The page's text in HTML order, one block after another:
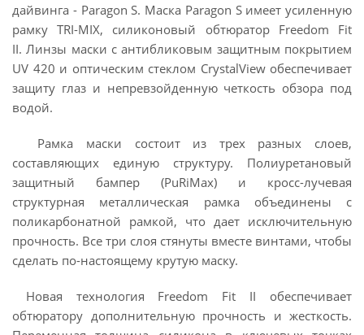
дайвинга - Paragon S. Маска Paragon S имеет усиленную
рамку TRI-MIX, силиконовый обтюратор Freedom Fit
II. Линзы маски с антибликовым защитным покрытием
UV 420 и оптическим стеклом CrystalView обеспечивает
защиту глаз и непревзойденную четкость обзора под
водой.
Рамка маски состоит из трех разных слоев,
составляющих единую структуру. Полиуретановый
защитный бампер (PuRiMax) и кросс-лучевая
структурная металлическая рамка объединены с
поликарбонатной рамкой, что дает исключительную
прочность. Все три слоя стянуты вместе винтами, чтобы
сделать по-настоящему крутую маску.
Новая технология Freedom Fit II обеспечивает
обтюратору дополнительную прочность и жесткость.